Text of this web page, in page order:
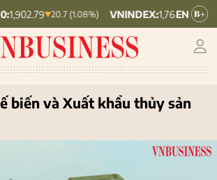
20.7 (1.08%) VNINDEX: 1,764.78 19.87 (1.11%)
biến và Xuất khẩu thủy sản